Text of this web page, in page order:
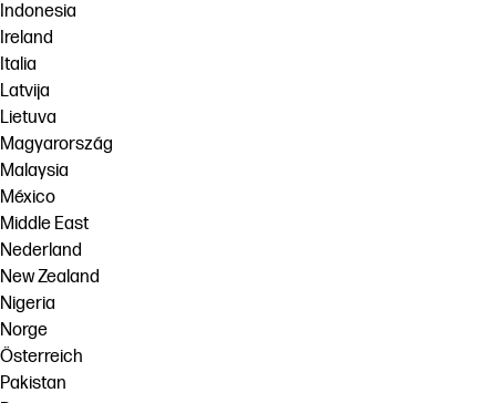
Indonesia
Ireland
Italia
Latvija
Lietuva
Magyarország
Malaysia
México
Middle East
Nederland
New Zealand
Nigeria
Norge
Österreich
Pakistan